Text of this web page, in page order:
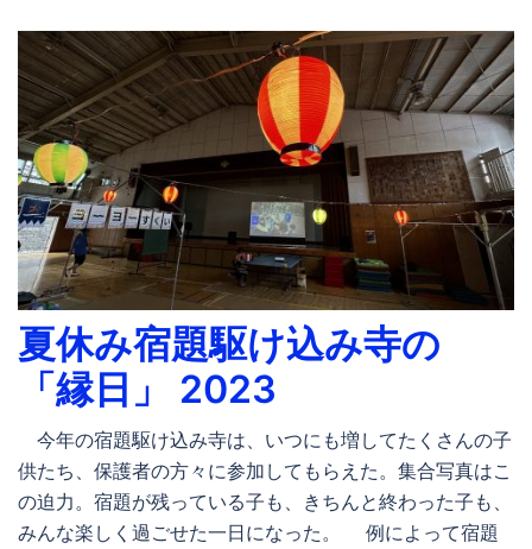
夏休み宿題駆け込み寺の
「縁日」 2023
今年の宿題駆け込み寺は、いつにも増してたくさんの子
供たち、保護者の方々に参加してもらえた。集合写真はこ
の迫力。宿題が残っている子も、きちんと終わった子も、
みんな楽しく過ごせた一日になった。 例によって宿題